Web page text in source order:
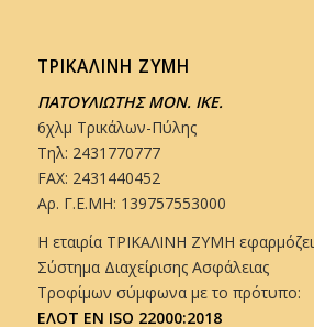
ΤΡΙΚΑΛΙΝΗ ΖΥΜΗ
ΠΑΤΟΥΛΙΩΤΗΣ ΜΟΝ. ΙΚΕ.
6χλμ Τρικάλων-Πύλης
Τηλ: 2431770777
FAX: 2431440452
Αρ. Γ.Ε.ΜΗ: 139757553000
Η εταιρία ΤΡΙΚΑΛΙΝΗ ΖΥΜΗ εφαρμόζει
Σύστημα Διαχείρισης Ασφάλειας
Τροφίμων σύμφωνα με το πρότυπο:
ΕΛΟΤ EN ISO 22000:2018